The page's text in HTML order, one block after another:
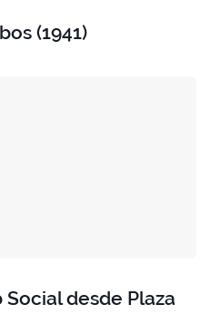
(1941)
desde Plaza